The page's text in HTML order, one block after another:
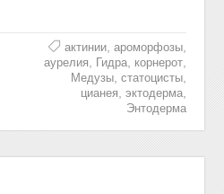
актинии, ароморфозы,
аурелия Гидра, корнерот,
Медузы, статоцисты,
цианея эктодерма,
Энтодерма